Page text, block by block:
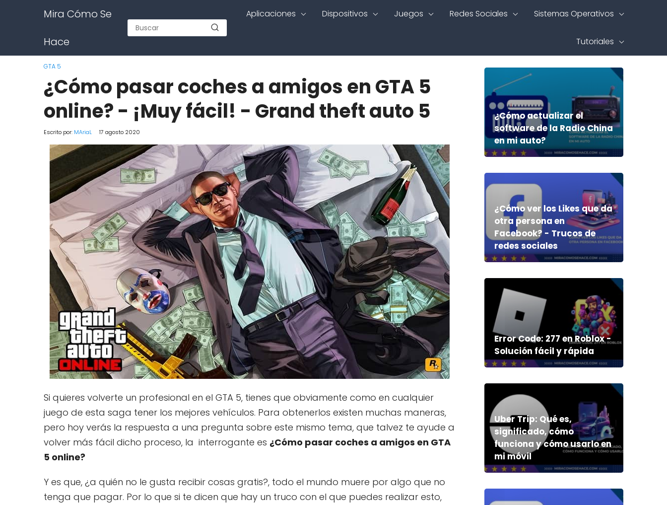
Mira Cómo Se
Hace
Aplicaciones Dispositivos Juegos Redes Sociales Sistemas Operativos
Tutoriales
GTA 5
¿Cómo pasar coches a amigos en GTA 5
online? - ¡Muy fácil! - Grand theft auto 5
Escrito por: MAriaL 17 agosto 2020
Si quieres volverte un profesional en el GTA 5, tienes que obviamente como en cualquier
juego de esta saga tener los mejores vehículos. Para obtenerlos existen muchas maneras,
pero hoy verás la respuesta a una pregunta sobre este mismo tema, que talvez te ayude a
volver más fácil dicho proceso, la interrogante es ¿Cómo pasar coches a amigos en GTA
5 online?
Y es que, ¿a quién no le gusta recibir cosas gratis?, todo el mundo muere por algo que no
tenga que pagar. Por lo que si te dicen que hay un truco con el que puedes realizar esto,
¿Cómo actualizar el
software de la Radio China
en mi auto?
¿Cómo ver los Likes que da
otra persona en
Facebook? - Trucos de
redes sociales
Error Code: 277 en Roblox -
Solución fácil y rápida
Uber Trip: Qué es,
significado, cómo
funciona y cómo usarlo en
mi móvil